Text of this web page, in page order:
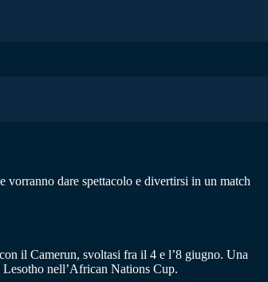
vorranno dare spettacolo e divertirsi in un match
il Camerun, svoltasi fra il 4 e l’8 giugno. Una
nell’African Nations Cup.